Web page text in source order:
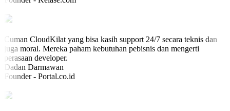
Cuman CloudKilat yang bisa kasih support 24/7 secara teknis dan
juga moral. Mereka paham kebutuhan pebisnis dan mengerti
perasaan developer.
Dadan Darmawan
Founder - Portal.co.id